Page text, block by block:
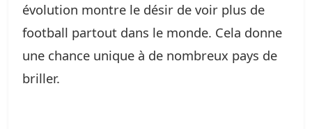
évolution montre le désir de voir plus de
football partout dans le monde. Cela donne
une chance unique à de nombreux pays de
briller.